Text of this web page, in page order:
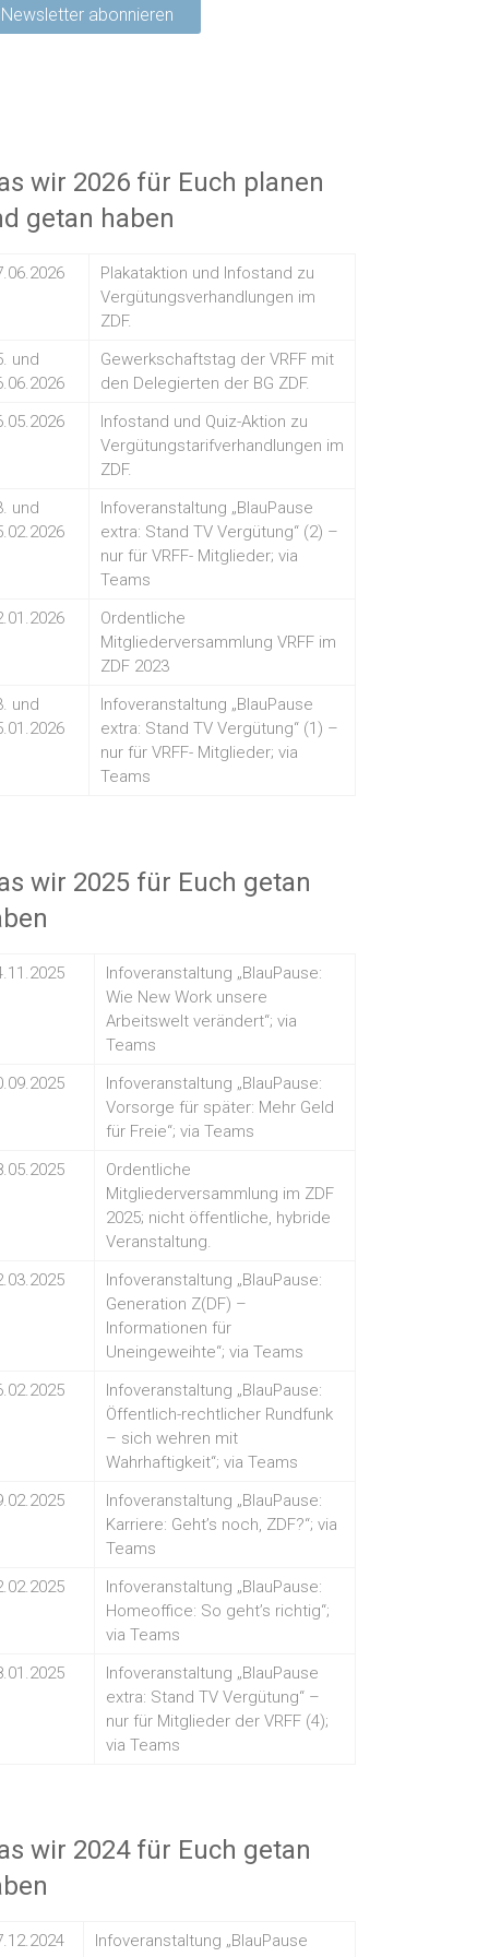
wir 2026 für Euch planen
getan haben
Plakataktion und Infostand zu
Vergütungsverhandlungen im
ZDF.
und
Gewerkschaftstag der VRFF mit
den Delegierten der BG ZDF.
Infostand und Quiz-Aktion zu
Vergütungstarifverhandlungen im
ZDF.
und
Infoveranstaltung „BlauPause
extra: Stand TV Vergütung“ (2) –
nur für VRFF- Mitglieder; via
Teams
Ordentliche
Mitgliederversammlung VRFF im
ZDF 2023
und
Infoveranstaltung „BlauPause
extra: Stand TV Vergütung“ (1) –
nur für VRFF- Mitglieder; via
Teams
wir 2025 für Euch getan
Infoveranstaltung „BlauPause:
Wie New Work unsere
Arbeitswelt verändert“; via
Teams
Infoveranstaltung „BlauPause:
Vorsorge für später: Mehr Geld
für Freie“; via Teams
Ordentliche
Mitgliederversammlung im ZDF
2025; nicht öffentliche, hybride
Veranstaltung.
Infoveranstaltung „BlauPause:
Generation Z(DF) –
Informationen für
Uneingeweihte“; via Teams
Infoveranstaltung „BlauPause:
Öffentlich-rechtlicher Rundfunk
– sich wehren mit
Wahrhaftigkeit“; via Teams
Infoveranstaltung „BlauPause:
Karriere: Geht’s noch, ZDF?“; via
Teams
Infoveranstaltung „BlauPause:
Homeoffice: So geht’s richtig“;
via Teams
Infoveranstaltung „BlauPause
extra: Stand TV Vergütung“ –
nur für Mitglieder der VRFF (4);
via Teams
wir 2024 für Euch getan
Infoveranstaltung „BlauPause